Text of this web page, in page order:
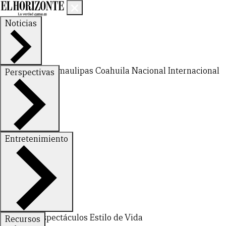
Noticias
Nuevo LeónTamaulipas Coahuila NacionalInternacional
Perspectivas
FinanzasOpinión
Entretenimiento
DeportesEspectáculos Estilo de Vida
Recursos
CERRAR